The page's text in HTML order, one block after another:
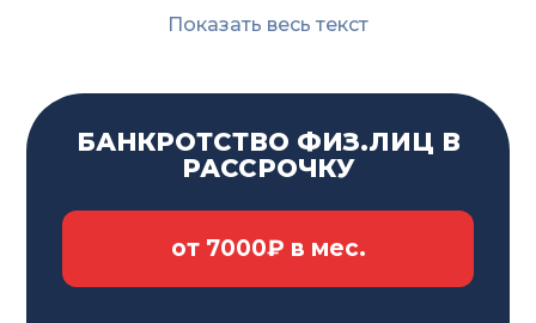
Позвольте нам стать вашим надежным
гражданские юристынайдут оптимальное
решение, которое обеспечит вам спокойствие и
уверенность в защите ваших интересов.
ПРИЧИНЫ ОБРАЩЕНИЯ К
ГРАЖДАНСКОМУ ЮРИСТУ
Показать весь текст
БАНКРОТСТВО ФИЗ.ЛИЦ В
РАССРОЧКУ
от 7000₽ в мес.